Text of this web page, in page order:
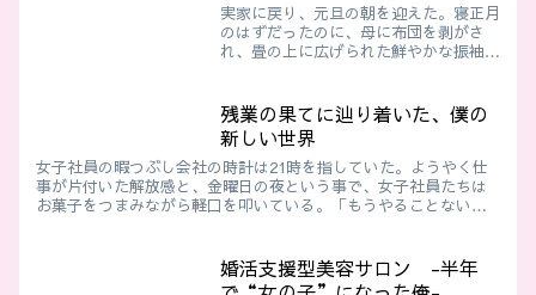
実家に戻り、元旦の朝を迎えた。寝正月
のはずだったのに、母に布団を剥がさ
れ、畳の上に広げられた鮮やかな振袖を
線を盾に拒否を許されない。シルクの下
着を履かされ、長襦袢を羽織り、帯で腰
を締め上げられ、化粧を施される。鏡に
映る自分は、もう完全に女の子だった
残業の果てに辿り着いた、僕の
新しい世界
女子社員の暇つぶし会社の時計は21時を指していた。ようやく仕
事が片付いた解放感と、金曜日の夜という事で、女子社員たちは
お菓子をつまみながら軽口を叩いている。「もうやることない
婚活支援型美容サロン -半年